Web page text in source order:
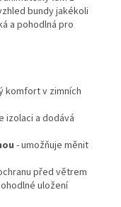
bundy jakékoli
a pohodlná pro
komfort v zimních
izolaci a dodává
- umožňuje měnit
před větrem
uložení